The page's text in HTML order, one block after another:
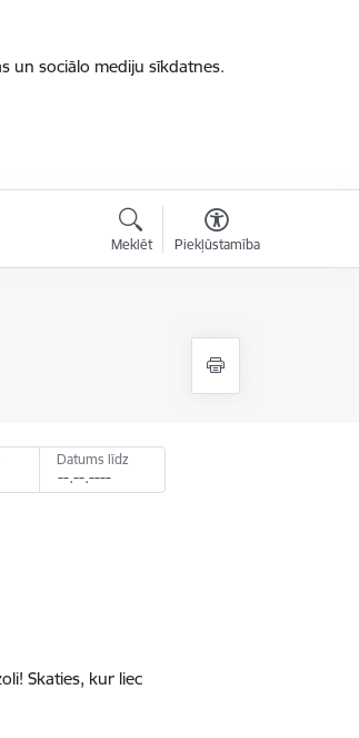
un sociālo mediju sīkdatnes.
Meklēt Piekļūstamība
Datums līdz
Skaties, kur liec